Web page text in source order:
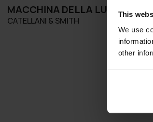
This
We use
other
MACCHINA DELLA LUCE
CATELLANI & SMITH